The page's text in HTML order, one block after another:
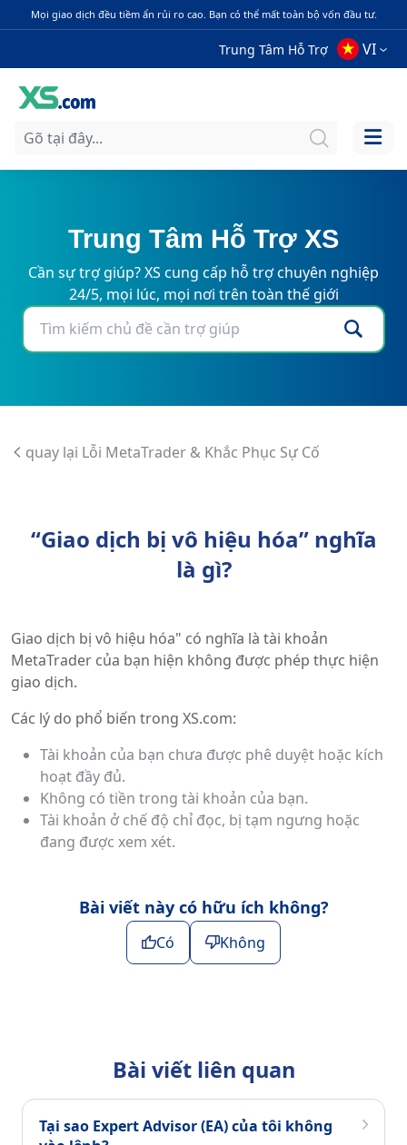
Mọi giao dịch đều tiềm ẩn rủi ro cao. Bạn có thể mất toàn bộ vốn đầu tư.
Trung Tâm Hỗ Trợ VI
Trung Tâm Hỗ Trợ XS
Cần sự trợ giúp? XS cung cấp hỗ trợ chuyên nghiệp
24/5, mọi lúc, mọi nơi trên toàn thế giới
quay lại Lỗi MetaTrader & Khắc Phục Sự Cố
“Giao dịch bị vô hiệu hóa” nghĩa
là gì?
Giao dịch bị vô hiệu hóa" có nghĩa là tài khoản
MetaTrader của bạn hiện không được phép thực hiện
giao dịch.
Các lý do phổ biến trong XS.com:
Tài khoản của bạn chưa được phê duyệt hoặc kích
hoạt đầy đủ.
Không có tiền trong tài khoản của bạn.
Tài khoản ở chế độ chỉ đọc, bị tạm ngưng hoặc
đang được xem xét.
Bài viết này có hữu ích không?
Có Không
Bài viết liên quan
Tại sao Expert Advisor (EA) của tôi không